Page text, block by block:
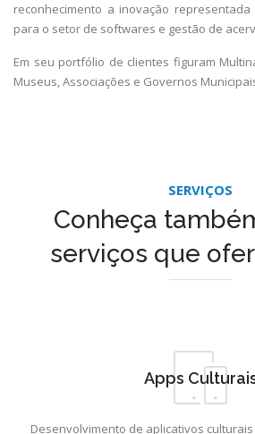
reconhecimento a inovação representada
para o setor de softwares e gestão de
Em seu portfólio de clientes figuram
Museus, Associações e Governos
SERVIÇOS
Conheça
serviços que
Apps
Desenvolvimento de aplicativos